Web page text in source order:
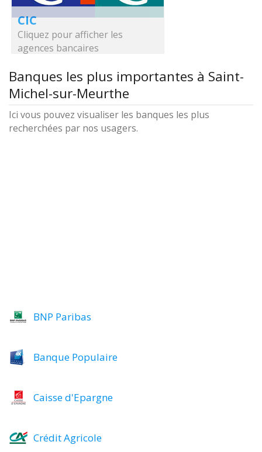
CIC
Cliquez pour afficher les
agences bancaires
Banques les plus importantes à Saint-
Michel-sur-Meurthe
Ici vous pouvez visualiser les banques les plus
recherchées par nos usagers.
BNP Paribas
Banque Populaire
Caisse d'Epargne
Crédit Agricole